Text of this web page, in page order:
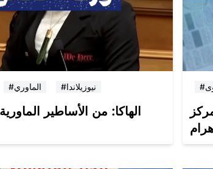
#الماوري #نيوزيلاندا
الهاكا: من الأساطير